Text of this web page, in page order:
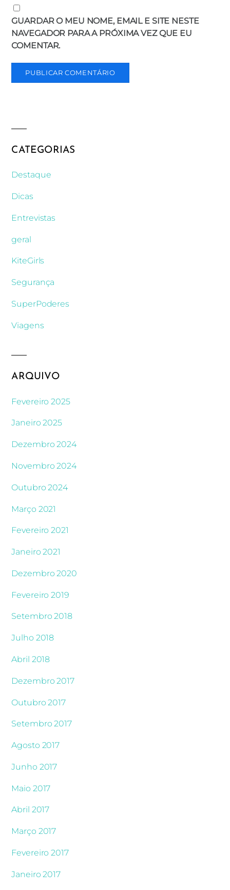
GUARDAR O MEU NOME, EMAIL E SITE NESTE
NAVEGADOR PARA A PRÓXIMA VEZ QUE EU
COMENTAR.
CATEGORIAS
Destaque
Dicas
Entrevistas
geral
KiteGirls
Segurança
SuperPoderes
Viagens
ARQUIVO
Fevereiro 2025
Janeiro 2025
Dezembro 2024
Novembro 2024
Outubro 2024
Março 2021
Fevereiro 2021
Janeiro 2021
Dezembro 2020
Fevereiro 2019
Setembro 2018
Julho 2018
Abril 2018
Dezembro 2017
Outubro 2017
Setembro 2017
Agosto 2017
Junho 2017
Maio 2017
Abril 2017
Março 2017
Fevereiro 2017
Janeiro 2017